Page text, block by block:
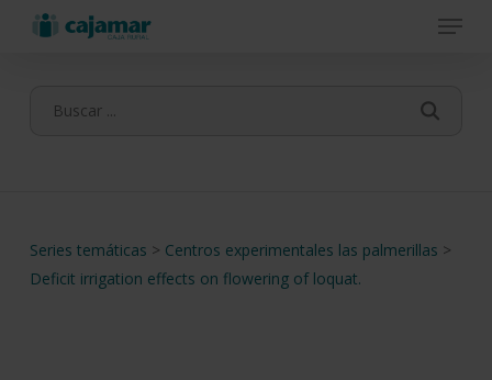
Menu
Series temáticas > Centros experimentales las palmerillas >
Deficit irrigation effects on flowering of loquat.